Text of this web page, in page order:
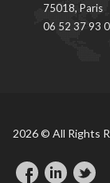
75018, Paris
06 52 37 93
2026 © All Rights